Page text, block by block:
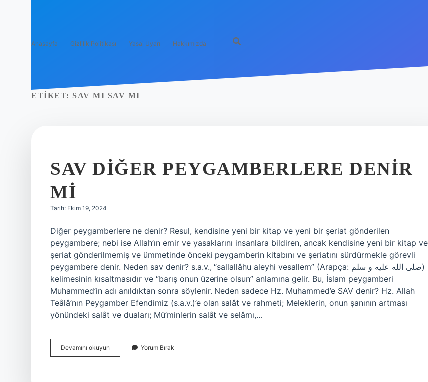
Anasayfa Gizlilik Politikası Yasal Uyarı Hakkımızda
ETIKET: SAV MI SAV MI
SAV DIĞER PEYGAMBERLERE DENIR
MI
Tarih: Ekim 19, 2024
Diğer peygamberlere ne denir? Resul, kendisine yeni bir kitap ve yeni bir şeriat gönderilen
peygambere; nebi ise Allah’ın emir ve yasaklarını insanlara bildiren, ancak kendisine yeni bir kitap ve
şeriat gönderilmemiş ve ümmetinde önceki peygamberin kitabını ve şeriatını sürdürmekle görevli
peygambere denir. Neden sav denir? s.a.v., “sallallâhu aleyhi vesallem” (Arapça: صلى الله عليه و سلم)
kelimesinin kısaltmasıdır ve “barış onun üzerine olsun” anlamına gelir. Bu, İslam peygamberi
Muhammed’in adı anıldıktan sonra söylenir. Neden sadece Hz. Muhammed’e SAV denir? Hz. Allah
Teâlâ’nın Peygamber Efendimiz (s.a.v.)’e olan salât ve rahmeti; Meleklerin, onun şanının artması
yönündeki salât ve duaları; Mü’minlerin salât ve selâmı,…
Devamını okuyun
Diğer
Yorum Bırak